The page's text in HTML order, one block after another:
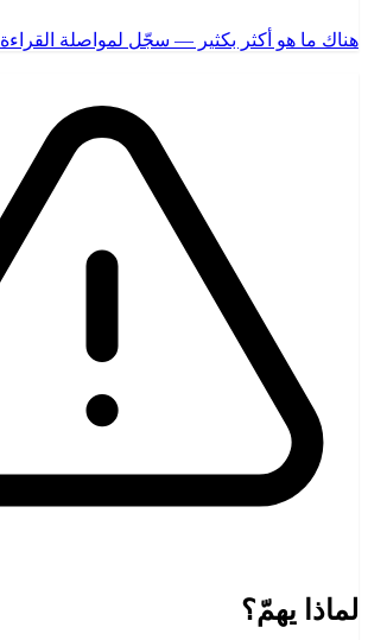
هناك ما هو أكثر بكثير — سجّل لمواصلة القراءة
لماذا يهمّ؟